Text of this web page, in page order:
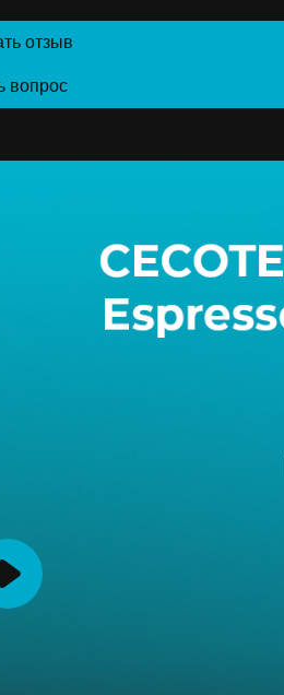
отзыв
вопрос